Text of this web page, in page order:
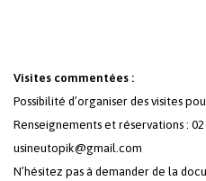
Visites commentées :
Possibilité d’organiser des visites
Renseignements et réservations : 02
usineutopik@gmail.com
N’hésitez pas à demander de la